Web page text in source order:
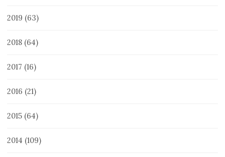
2019 (63)
2018 (64)
2017 (16)
2016 (21)
2015 (64)
2014 (109)